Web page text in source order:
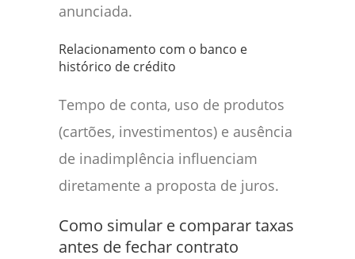
anunciada.
Relacionamento com o banco e
histórico de crédito
Tempo de conta, uso de produtos
(cartões, investimentos) e ausência
de inadimplência influenciam
diretamente a proposta de juros.
Como simular e comparar taxas
antes de fechar contrato